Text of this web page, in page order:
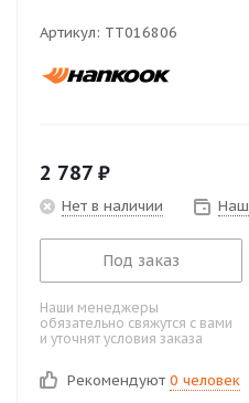
Артикул: TT016806
2 787 ₽
Нет в наличии
Под заказ
Наши менеджеры
обязательно свяжутся с вами
и уточнят условия заказа
Рекомендуют 0 человек